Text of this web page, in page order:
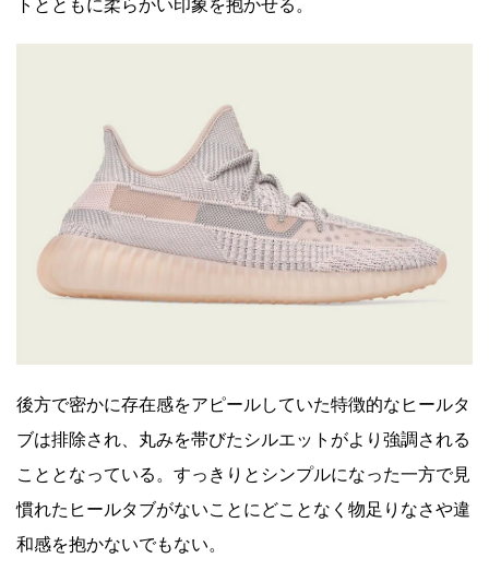
トとともに柔らかい印象を抱かせる。
後方で密かに存在感をアピールしていた特徴的なヒールタ
ブは排除され、丸みを帯びたシルエットがより強調される
こととなっている。すっきりとシンプルになった一方で見
慣れたヒールタブがないことにどことなく物足りなさや違
和感を抱かないでもない。